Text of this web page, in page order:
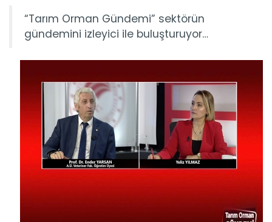
“Tarım Orman Gündemi” sektörün
gündemini izleyici ile buluşturuyor…
Tarım Orman Gündemi 15.06.2026
“Tarım Orman Gündemi” sektörün gündemini izleyici ile...